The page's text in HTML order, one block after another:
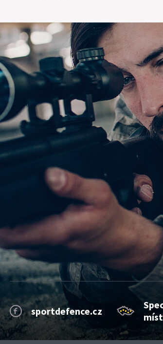
sportdefence.cz